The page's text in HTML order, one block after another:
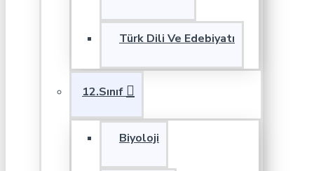
Türk Dili Ve Edebiyatı
12.Sınıf
Biyoloji